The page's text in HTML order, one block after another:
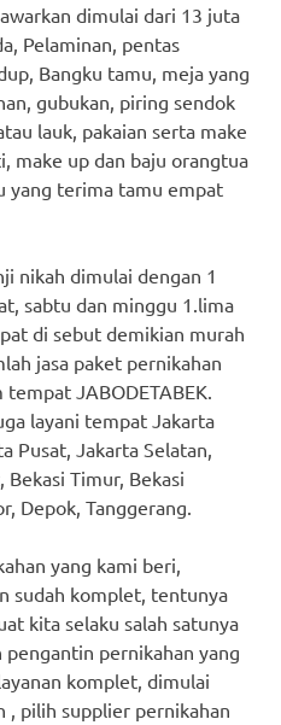
dimulai dari 13 juta
Pelaminan, pentas
Bangku tamu, meja yang
gubukan, piring sendok
lauk, pakaian serta make
make up dan baju orangtua
yang terima tamu empat
nikah dimulai dengan 1
sabtu dan minggu 1.lima
di sebut demikian murah
jasa paket pernikahan
JABODETABEK.
layani tempat Jakarta
Pusat, Jakarta Selatan,
Bekasi Timur, Bekasi
Depok, Tanggerang.
yang kami beri,
sudah komplet, tentunya
kita selaku salah satunya
pernikahan yang
komplet, dimulai
, pilih supplier pernikahan